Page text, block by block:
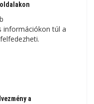
információkon túl a
a